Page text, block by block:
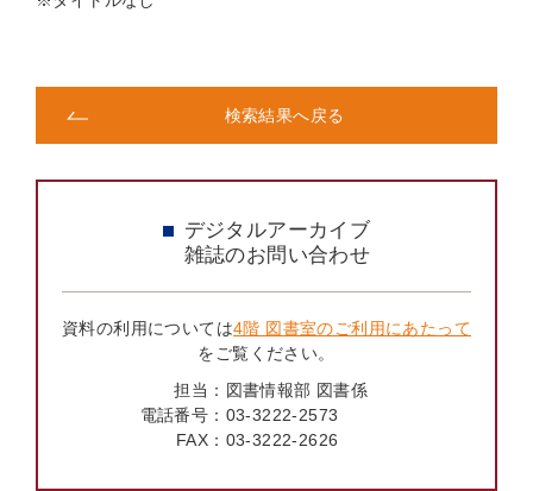
検索結果へ戻る
デジタルアーカイブ
雑誌のお問い合わせ
資料の利用については4階 図書室のご利用にあたって
をご覧ください。
担当： 図書情報部 図書係
電話番号： 03-3222-2573
FAX： 03-3222-2626